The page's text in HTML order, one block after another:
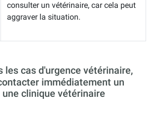
consulter un vétérinaire, car cela peut
aggraver la situation.
les cas d'urgence vétérinaire,
immédiatement un
clinique vétérinaire